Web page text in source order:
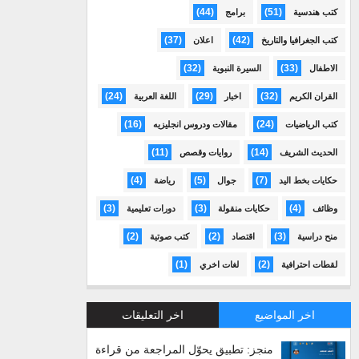
كتب هندسية (51) برامج (44)
كتب الجغرافيا والتاريخ (42) اعلان (37)
الاطفال (33) السيرة النبوية (32)
القران الكريم (32) اخبار (29) اللغة العربية (24)
كتب الرياضيات (24) مقالات ودروس انجليزيه (16)
الحديث الشريف (14) روايات وقصص (11)
حكايات بخط اليد (7) جوال (5) رياضة (4)
وظائف (4) حكايات منقولة (3) دورات تعليمية (3)
منح دراسية (3) اقتصاد (2) كتب صوتية (2)
لقطات احترافية (2) لغات اخري (1)
اخر المواضيع اخر التعليقات
منجز: تطبيق يحوّل المراجعة من قراءة